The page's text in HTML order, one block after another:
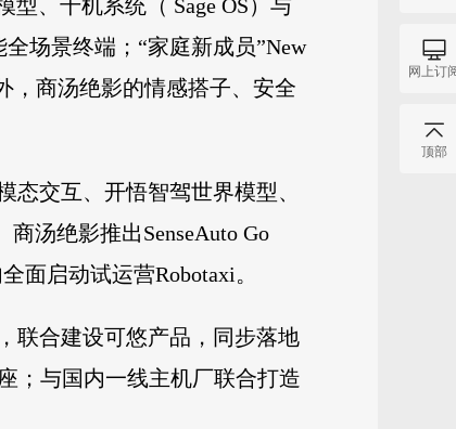
、千机系统（ Sage OS）与
场景终端；“家庭新成员”New
，商汤绝影的情感搭子、安全
交互、开悟智驾世界模型、
汤绝影推出SenseAuto Go
面启动试运营Robotaxi。
联合建设可悠产品，同步落地
；与国内一线主机厂联合打造
网上订
顶部